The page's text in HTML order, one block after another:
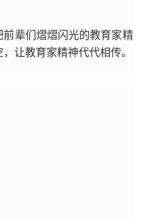
辈们熠熠闪光的教育家精
让教育家精神代代相传。